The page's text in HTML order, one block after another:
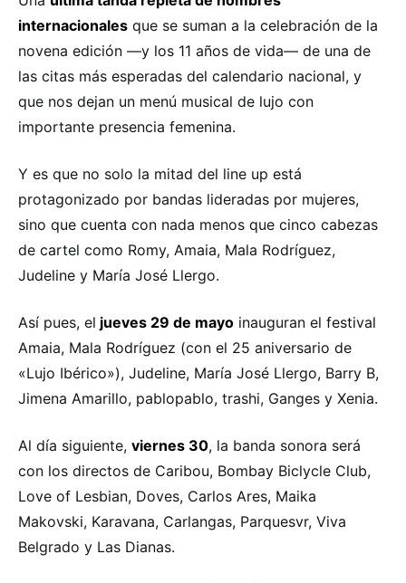
internacionales que se suman a la celebración de la
novena edición —y los 11 años de vida— de una de
las citas más esperadas del calendario nacional, y
que nos dejan un menú musical de lujo con
importante presencia femenina.
Y es que no solo la mitad del line up está
protagonizado por bandas lideradas por mujeres,
sino que cuenta con nada menos que cinco cabezas
de cartel como Romy, Amaia, Mala Rodríguez,
Judeline y María José Llergo.
Así pues, el jueves 29 de mayo inauguran el festival
Amaia, Mala Rodríguez (con el 25 aniversario de
«Lujo Ibérico»), Judeline, María José Llergo, Barry B,
Jimena Amarillo, pablopablo, trashi, Ganges y Xenia.
Al día siguiente, viernes 30, la banda sonora será
con los directos de Caribou, Bombay Biclycle Club,
Love of Lesbian, Doves, Carlos Ares, Maika
Makovski, Karavana, Carlangas, Parquesvr, Viva
Belgrado y Las Dianas.